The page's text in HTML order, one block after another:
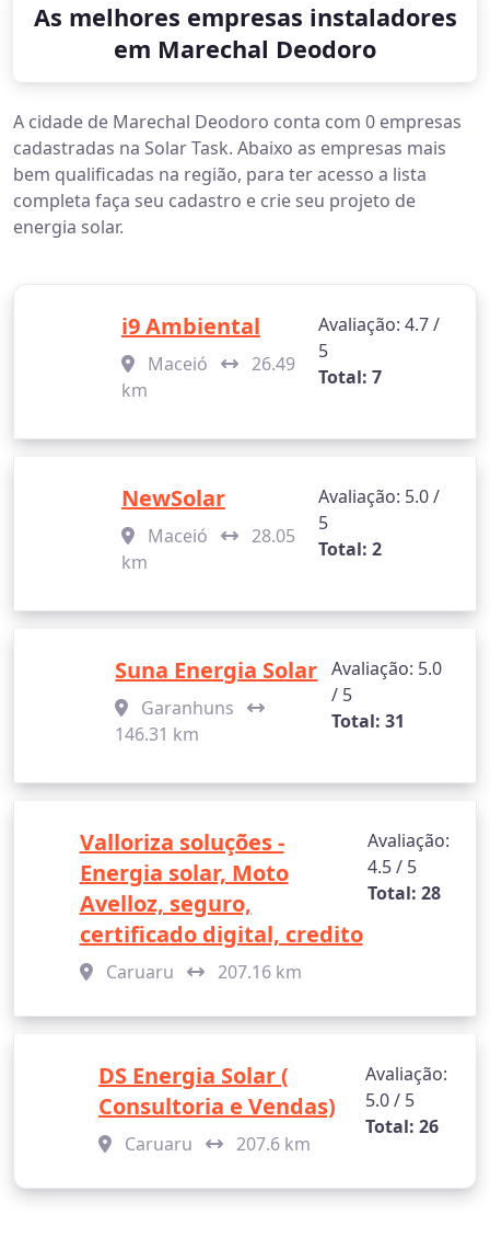
As melhores empresas instaladores
em Marechal Deodoro
A cidade de Marechal Deodoro conta com 0 empresas
cadastradas na Solar Task. Abaixo as empresas mais
bem qualificadas na região, para ter acesso a lista
completa faça seu cadastro e crie seu projeto de
energia solar.
i9 Ambiental
Maceió
26.49
km
Avaliação: 4.7 /
5
Total: 7
NewSolar
Maceió
28.05
km
Avaliação: 5.0 /
5
Total: 2
Suna Energia Solar
Garanhuns
146.31 km
Avaliação: 5.0
/ 5
Total: 31
Valloriza soluções -
Energia solar, Moto
Avelloz, seguro,
certificado digital, credito
Caruaru 207.16 km
Avaliação:
4.5 / 5
Total: 28
DS Energia Solar (
Consultoria e Vendas)
Caruaru 207.6 km
Avaliação:
5.0 / 5
Total: 26